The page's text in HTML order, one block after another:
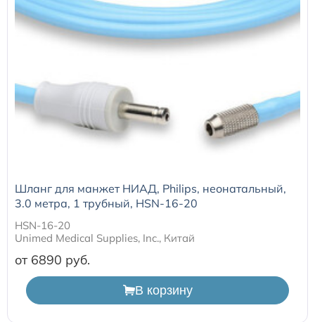
Шланг для манжет НИАД, Philips, неонатальный,
3.0 метра, 1 трубный, HSN-16-20
HSN-16-20
Unimed Medical Supplies, Inc., Китай
от 6890
В корзину
Sentec
Расходные материалы к аппарату Авента-М
Расходные материалы к аппаратам ИВЛ Hamilton
Расходные материалы к аппаратам ИВЛ Mindray
Расходные материалы к аппаратам Comen
Расходные материалы для ИВЛ Puritan Bennett
Расходные материалы к аппаратам Philips